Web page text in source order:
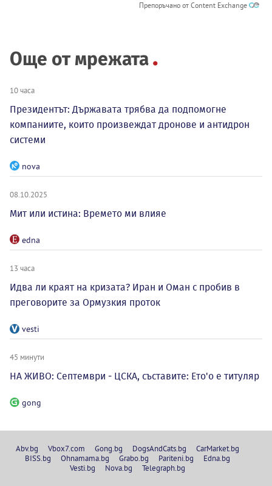
Препоръчано от Content Exchange
Още от мрежата
10 часа
Президентът: Държавата трябва да подпомогне
компаниите, които произвеждат дронове и антидрон
системи
nova
08.10.2025
Мит или истина: Времето ми влияе
edna
13 часа
Идва ли краят на кризата? Иран и Оман с пробив в
преговорите за Ормузкия проток
vesti
45 минути
НА ЖИВО: Септември - ЦСКА, съставите: Ето'о е титуляр
gong
Abv.bg Vbox7.com Gong.bg DogsAndCats.bg
CarMarket.bg
BISS.bg
Ohnamama.bg Grabo.bg Pariteni.bg
Edna.bg
Vesti.bg
Nova.bg Telegraph.bg